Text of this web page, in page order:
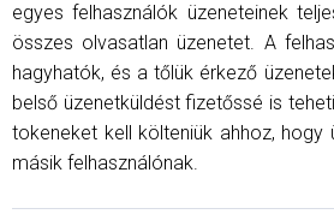
egyes felhasználók üzeneteinek
összes olvasatlan üzenetet. A
hagyhatók, és a tőlük érkező
belső üzenetküldést fizetőssé is
tokeneket kell költeniük ahhoz, hogy
másik felhasználónak.